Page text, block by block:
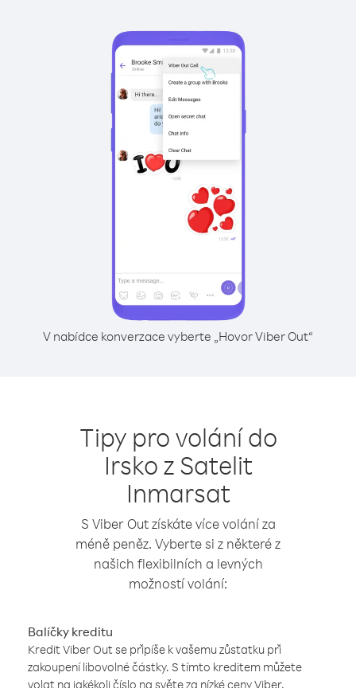
V nabídce konverzace vyberte „Hovor Viber Out“
Tipy pro volání do
Irsko z Satelit
Inmarsat
S Viber Out získáte více volání za
méně peněz. Vyberte si z některé z
našich flexibilních a levných
možností volání:
Balíčky kreditu
Kredit Viber Out se připíše k vašemu zůstatku při
zakoupení libovolné částky. S tímto kreditem můžete
volat na jakékoli číslo na světe za nízké ceny Viber.